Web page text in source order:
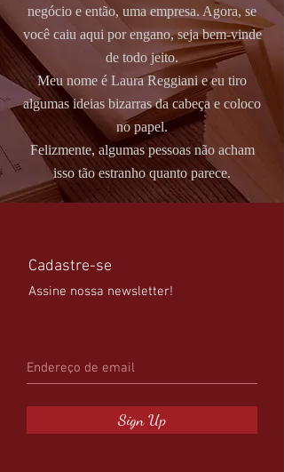
negócio e então, uma empresa. Agora, se
você caiu aqui por engano, seja bem-vinde
de todo jeito.
Meu nome é Laura Reggiani e eu tiro
algumas ideias bizarras da cabeça e coloco
no papel.
Felizmente, algumas pessoas não acham
isso tão estranho quanto parece.
Cadastre-se
Assine nossa newsletter!
Sign Up